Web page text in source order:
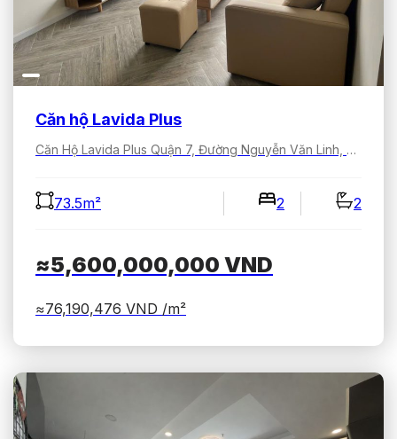
Căn hộ Lavida Plus
Căn Hộ Lavida Plus Quận 7, Đường Nguyễn Văn Linh, Tân Hưng, Hồ Chí Minh, Việt Nam
73.5m² 2 2
≈5,600,000,000 VND
≈76,190,476 VND /m²